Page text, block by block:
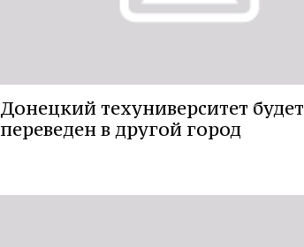
Донецкий техуниверситет будет
переведен в другой город